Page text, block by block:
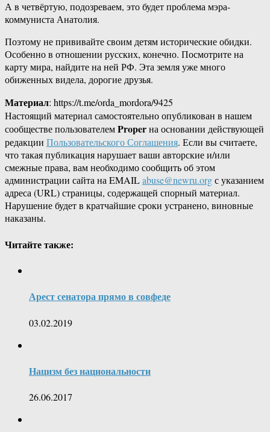
А в четвёртую, подозреваем, это будет проблема мэра-
коммуниста Анатолия.
Поэтому не прививайте своим детям исторические обидки.
Особенно в отношении русских, конечно. Посмотрите на
карту мира, найдите на ней РФ. Эта земля уже много
обиженных видела, дорогие друзья.
Материал: https://t.me/orda_mordora/9425
Настоящий материал самостоятельно опубликован в нашем
сообществе пользователемProperна основании действующей
редакции Пользовательского Соглашения. Если вы считаете,
что такая публикация нарушает ваши авторские и/или
смежные права, вам необходимо сообщить об этом
администрации сайта на EMAILabuse@newru.orgс указанием
адреса (URL) страницы, содержащей спорный материал.
Нарушение будет в кратчайшие сроки устранено, виновные
наказаны.
Читайте также:
Арест сенатора прямо в совфеде
03.02.2019
Нацизм без национальности
26.06.2017